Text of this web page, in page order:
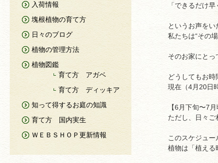
「できるだけ
というお声を
私たちは“その
そのお家にと
どうしてもお
現在（4月20日
【6月下旬〜7
ただし、日々
このスケジュ
植物は「植える
入荷情報
塊根植物の育て方
日々のブログ
植物の管理方法
植物図鑑
育て方 アガベ
育て方 ディッキア
知って得するお庭の知識
育て方 国内実生
ＷＥＢＳＨＯＰ更新情報